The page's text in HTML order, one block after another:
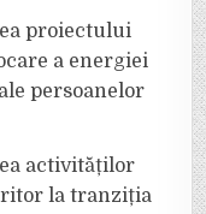
proiectului
a energiei
persoanelor
activităților
la tranziția